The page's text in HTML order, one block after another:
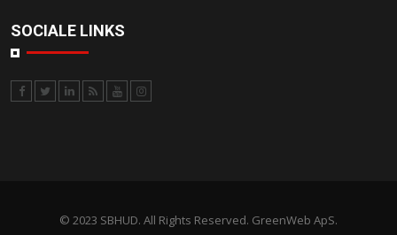
SOCIALE LINKS
© 2023 SBHUD. All Rights Reserved. GreenWeb ApS.